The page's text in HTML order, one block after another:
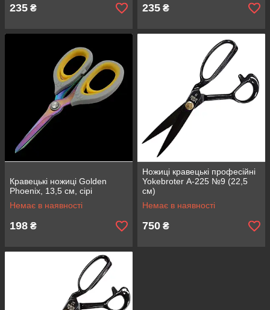
235 ₴ 235 ₴
Кравецькі ножиці Golden
Phoenix, 13,5 см, сірі
Немає в наявності
198 ₴
Ножиці кравецькі професійні
Yokebroter А-225 №9 (22,5
см)
Немає в наявності
750 ₴